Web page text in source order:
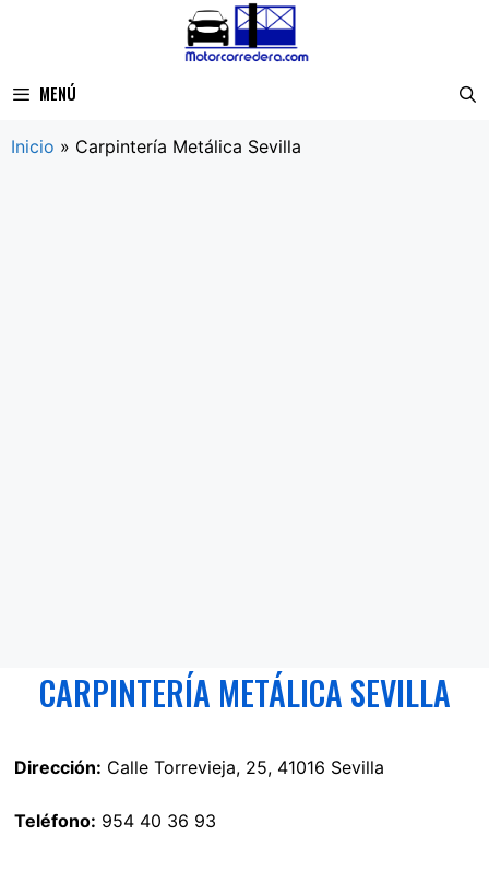
MENÚ
Inicio » Carpintería Metálica Sevilla
CARPINTERÍA METÁLICA SEVILLA
Dirección: Calle Torrevieja, 25, 41016 Sevilla
Teléfono: 954 40 36 93